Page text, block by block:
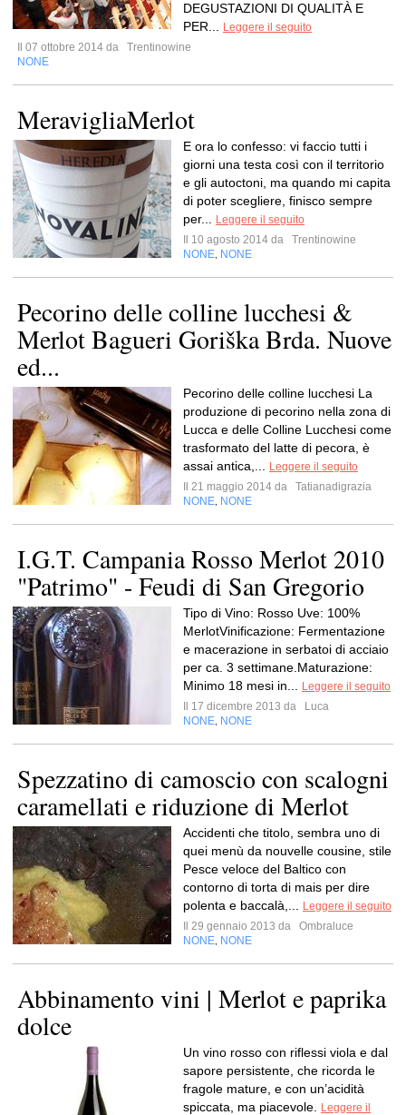
DEGUSTAZIONI DI QUALITÀ E
PER...
Leggere il seguito
Il 07 ottobre 2014 da
Trentinowine
NONE
MeravigliaMerlot
E ora lo confesso: vi faccio tutti i
giorni una testa così con il territorio
e gli autoctoni, ma quando mi capita
di poter scegliere, finisco sempre
per...
Leggere il seguito
Il 10 agosto 2014 da
Trentinowine
NONE NONE
Pecorino delle colline lucchesi &
Merlot Bagueri Goriška Brda. Nuove
ed...
Pecorino delle colline lucchesi La
produzione di pecorino nella zona di
Lucca e delle Colline Lucchesi come
trasformato del latte di pecora, è
assai antica,...
Leggere il seguito
Il 21 maggio 2014 da
Tatianadigrazia
NONE NONE
I.G.T. Campania Rosso Merlot 2010
"Patrimo" - Feudi di San Gregorio
Tipo di Vino: Rosso Uve: 100%
MerlotVinificazione: Fermentazione
e macerazione in serbatoi di acciaio
per ca. 3 settimane.Maturazione:
Minimo 18 mesi in...
Leggere il seguito
Il 17 dicembre 2013 da
Luca
NONE NONE
Spezzatino di camoscio con scalogni
caramellati e riduzione di Merlot
Accidenti che titolo, sembra uno di
quei menù da nouvelle cousine, stile
Pesce veloce del Baltico con
contorno di torta di mais per dire
polenta e baccalà,...
Leggere il seguito
Il 29 gennaio 2013 da
Ombraluce
NONE NONE
Abbinamento vini | Merlot e paprika
dolce
Un vino rosso con riflessi viola e dal
sapore persistente, che ricorda le
fragole mature, e con un’acidità
spiccata, ma piacevole.
Leggere il